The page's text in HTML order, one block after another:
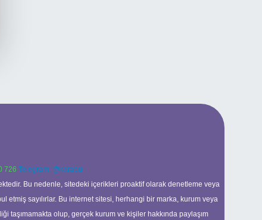
726 Telegram: @karabul
Bu nedenle, sitedeki içerikleri proaktif olarak denetleme veya
etmiş sayılırlar. Bu internet sitesi, herhangi bir marka, kurum veya
taşımamakta olup, gerçek kurum ve kişiler hakkında paylaşım